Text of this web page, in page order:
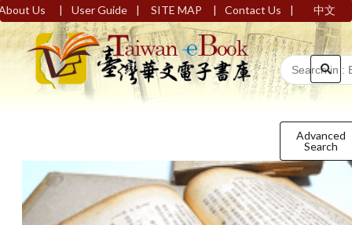
Us | User Guide | SITE MAP | Contact Us | 中文
Advanced
Search